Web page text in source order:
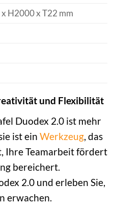
H2000 x T22 mm
und Flexibilität
Duodex 2.0 ist mehr
ist ein Werkzeug, das
Ihre Teamarbeit fördert
bereichert.
2.0 und erleben Sie,
erwachen.